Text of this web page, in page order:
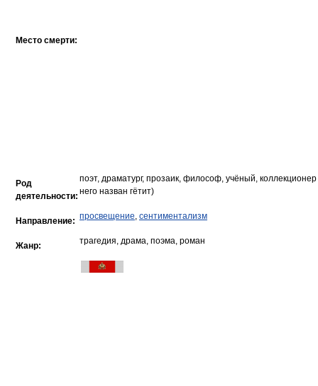
Место смерти:
Род
деятельности:
поэт, драматург, прозаик, философ, учёный,
него назван гётит)
Направление: просвещение, сентиментализм
Жанр: трагедия, драма, поэма, роман